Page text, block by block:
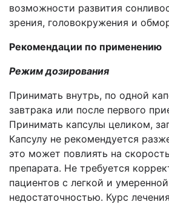
возможности развития
зрения, головокружения и
Рекомендации по применению
Режим дозирования
Принимать внутрь, по одной
завтрака или после первого
Принимать капсулы целиком,
Капсулу не рекомендуется
это может повлиять на
препарата. Не требуется
пациентов с легкой и
недостаточностью. Курс